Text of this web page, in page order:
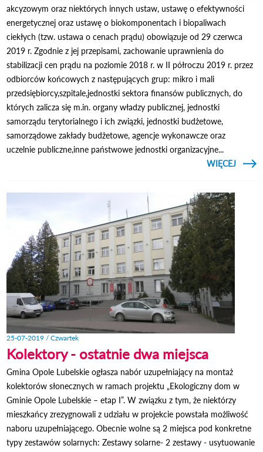
akcyzowym oraz niektórych innych ustaw, ustawę o efektywności
energetycznej oraz ustawę o biokomponentach i biopaliwach
ciekłych (tzw. ustawa o cenach prądu) obowiązuje od 29 czerwca
2019 r. Zgodnie z jej przepisami, zachowanie uprawnienia do
stabilizacji cen prądu na poziomie 2018 r. w II półroczu 2019 r. przez
odbiorców końcowych z następujących grup: mikro i mali
przedsiębiorcy,szpitale,jednostki sektora finansów publicznych, do
których zalicza się m.in. organy władzy publicznej, jednostki
samorządu terytorialnego i ich związki, jednostki budżetowe,
samorządowe zakłady budżetowe, agencje wykonawcze oraz
uczelnie publiczne,inne państwowe jednostki organizacyjne...
CZYTAJ
WIĘCEJ
O
25-07-2019 / Czwartek
Kolektory - ostatnie dwa miejsca
Gmina Opole Lubelskie ogłasza nabór uzupełniający na montaż
kolektorów słonecznych w ramach projektu „Ekologiczny dom w
Gminie Opole Lubelskie – etap I”. W związku z tym, że niektórzy
mieszkańcy zrezygnowali z udziału w projekcie powstała możliwość
naboru uzupełniającego. Obecnie wolne są 2 miejsca pod konkretne
typy zestawów solarnych: Zestawy solarne- 2 zestawy - usytuowanie